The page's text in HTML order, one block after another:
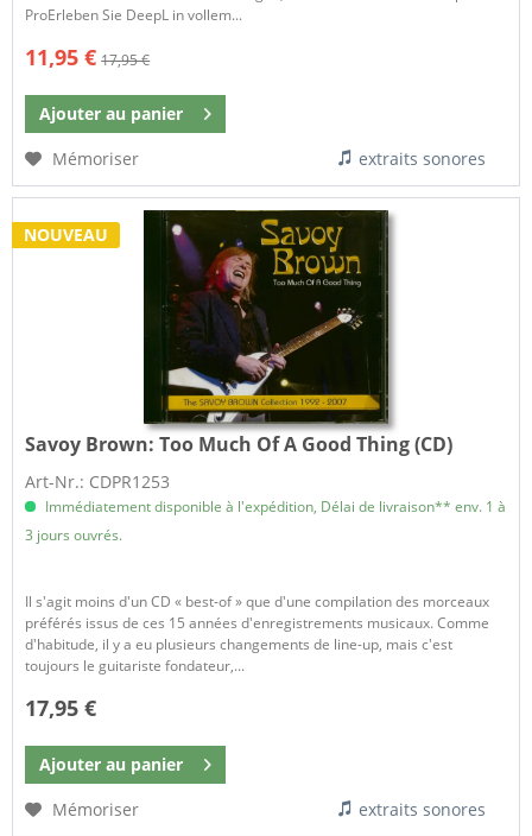
ProErleben Sie DeepL in vollem...
11,95 € 17,95 €
Ajouter au panier
Mémoriser
extraits sonores
NOUVEAU
Savoy Brown:Too Much Of A Good Thing (CD)
Art-Nr.: CDPR1253
Immédiatement disponible à l'expédition, Délai de livraison** env. 1 à
3 jours ouvrés.
Il s'agit moins d'un CD « best-of » que d'une compilation des morceaux
préférés issus de ces 15 années d'enregistrements musicaux. Comme
d'habitude, il y a eu plusieurs changements de line-up, mais c'est
toujours le guitariste fondateur,...
17,95 €
Ajouter au panier
Mémoriser
extraits sonores